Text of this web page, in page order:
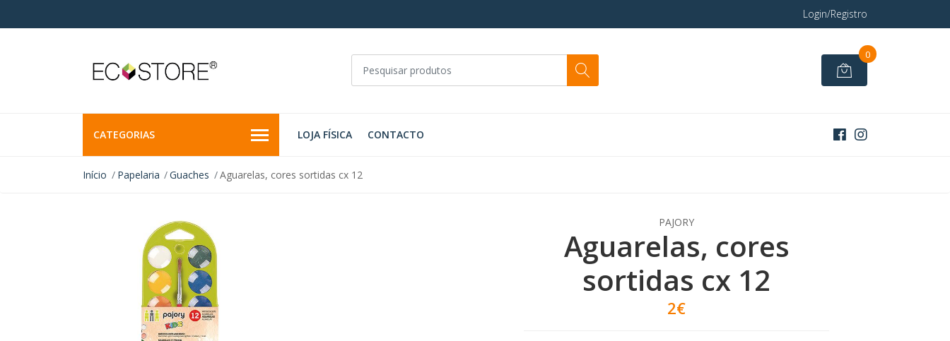
Login/Registro
0
CATEGORIAS LOJA FÍSICA CONTACTO
Início Papelaria Guaches Aguarelas, cores sortidas cx 12
PAJORY
Aguarelas, cores
sortidas cx 12
2€